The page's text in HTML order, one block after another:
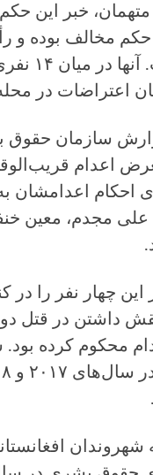
خبر این حکم
حکم مخالف بوده
قابل
اعتراضات در
سازمان
اعدام
احکام
علی مجدم، معین
این چهار نفر را
داشتن در قتل
محکوم کرده
شهروندان